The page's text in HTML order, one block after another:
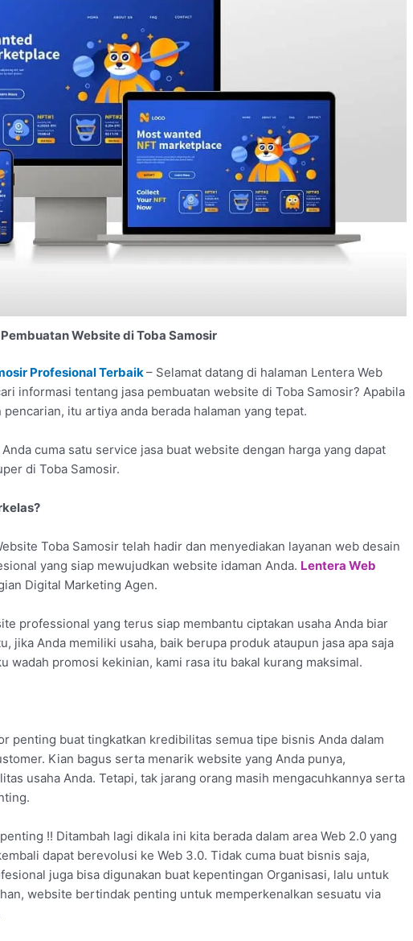
Website di Toba Samosir
Profesional Terbaik– Selamat datang di halaman Lentera Web
informasi tentang jasa pembuatan website di Toba Samosir? Apabila
itu artiya anda berada halaman yang tepat.
cuma satu service jasa buat website dengan harga yang dapat
di Toba Samosir.
Toba Samosir telah hadir dan menyediakan layanan web desain
yang siap mewujudkan website idaman Anda. Lentera Web
Digital Marketing Agen.
professional yang terus siap membantu ciptakan usaha Anda biar
jika Anda memiliki usaha, baik berupa produk ataupun jasa apa saja
wadah promosi kekinian, kami rasa itu bakal kurang maksimal.
penting buat tingkatkan kredibilitas semua tipe bisnis Anda dalam
Kian bagus serta menarik website yang Anda punya,
usaha Anda. Tetapi, tak jarang orang masih mengacuhkannya serta
!! Ditambah lagi dikala ini kita berada dalam area Web 2.0 yang
dapat berevolusi ke Web 3.0. Tidak cuma buat bisnis saja,
juga bisa digunakan buat kepentingan Organisasi, lalu untuk
website bertindak penting untuk memperkenalkan sesuatu via